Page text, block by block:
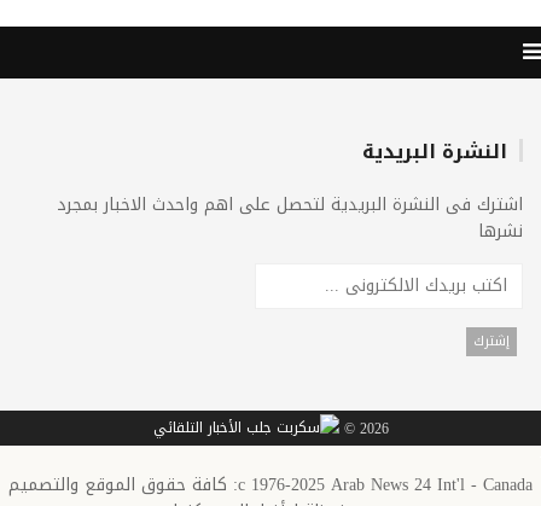
النشرة البريدية
اشترك فى النشرة البريدية لتحصل على اهم واحدث الاخبار بمجرد
نشرها
2026 ©
c 1976-2025 Arab News 24 Int'l - Canada: كافة حقوق الموقع والتصميم